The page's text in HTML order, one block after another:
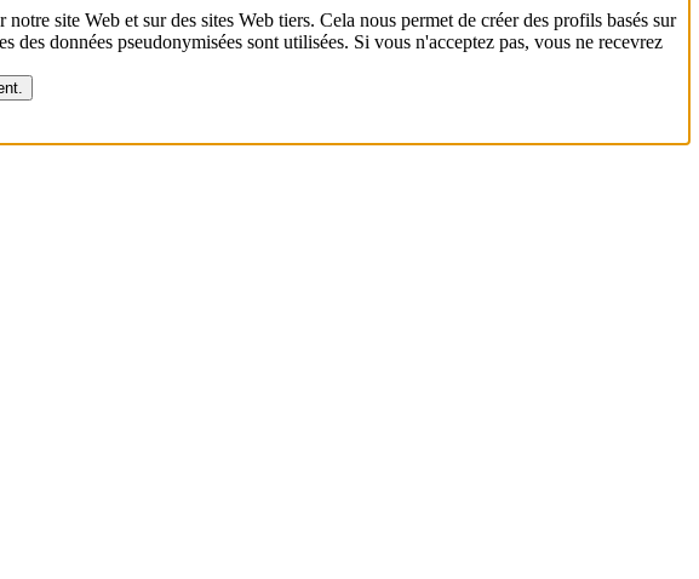
site Web et sur des sites Web tiers. Cela nous permet de créer des profils basés sur
données pseudonymisées sont utilisées. Si vous n'acceptez pas, vous ne recevrez